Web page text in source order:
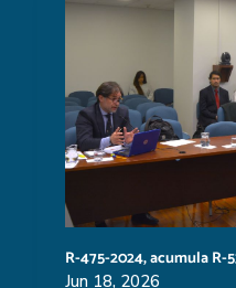
R-475-2024, acumula R-
Jun 18, 2026